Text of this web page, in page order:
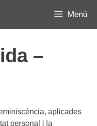
Menú
–
aplicades
personal i la